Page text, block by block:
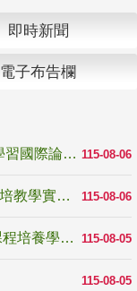
即時新聞
電子布告欄
115-08-06
匯聚全球視野深化師生AI素養 2026數位學習國際論壇高雄登場
115-08-06
深化師培與現場連結！教育部加碼補助師培教學實踐研究 10月師培國際研討會交流教學實踐經驗
115-08-05
國教署「全國高中暑期研習營」 以多元課程培養學生瞭解誠信專業與倫理價值
115-08-05